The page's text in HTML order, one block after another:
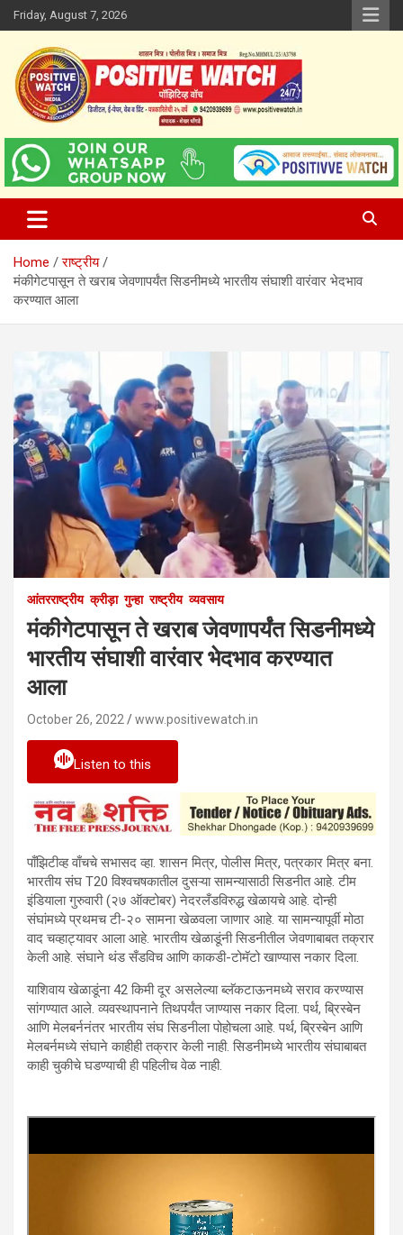
Skip
to
content
Friday, August 7, 2026
Positive Watch
www.positivewatch.in
Home
राष्ट्रीय
मंकीगेटपासून ते खराब जेवणापर्यंत सिडनीमध्ये भारतीय संघाशी वारंवार भेदभाव
करण्यात आला
आंतरराष्ट्रीय क्रीड़ा गुन्हा राष्ट्रीय व्यवसाय
मंकीगेटपासून ते खराब जेवणापर्यंत सिडनीमध्ये
भारतीय संघाशी वारंवार भेदभाव करण्यात
आला
October 26, 2022 www.positivewatch.in
Listen to this
पाँझिटीव्ह वाँचचे सभासद व्हा. शासन मित्र, पाेलीस मित्र, पत्रकार मित्र बना.
भारतीय संघ T20 विश्वचषकातील दुसऱ्या सामन्यासाठी सिडनीत आहे. टीम
इंडियाला गुरुवारी (२७ ऑक्टोबर) नेदरलँडविरुद्ध खेळायचे आहे. दोन्ही
संघांमध्ये प्रथमच टी-२० सामना खेळवला जाणार आहे. या सामन्यापूर्वी मोठा
वाद चव्हाट्यावर आला आहे. भारतीय खेळाडूंनी सिडनीतील जेवणाबाबत तक्रार
केली आहे. संघाने थंड सँडविच आणि काकडी-टोमॅटो खाण्यास नकार दिला.
याशिवाय खेळाडूंना 42 किमी दूर असलेल्या ब्लॅकटाऊनमध्ये सराव करण्यास
सांगण्यात आले. व्यवस्थापनाने तिथपर्यंत जाण्यास नकार दिला. पर्थ, ब्रिस्बेन
आणि मेलबर्ननंतर भारतीय संघ सिडनीला पोहोचला आहे. पर्थ, ब्रिस्बेन आणि
मेलबर्नमध्ये संघाने काहीही तक्रार केली नाही. सिडनीमध्ये भारतीय संघाबाबत
काही चुकीचे घडण्याची ही पहिलीच वेळ नाही.